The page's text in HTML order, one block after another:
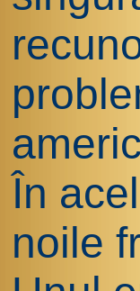
În
noile